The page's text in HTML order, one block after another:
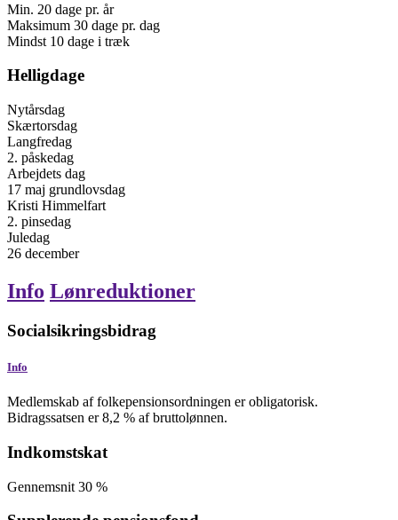
Min. 20 dage pr. år
Maksimum 30 dage pr. dag
Mindst 10 dage i træk
Helligdage
Nytårsdag
Skærtorsdag
Langfredag
2. påskedag
Arbejdets dag
17 maj grundlovsdag
Kristi Himmelfart
2. pinsedag
Juledag
26 december
Info Lønreduktioner
Socialsikringsbidrag
Info
Medlemskab af folkepensionsordningen er obligatorisk.
Bidragssatsen er 8,2 % af bruttolønnen.
Indkomstskat
Gennemsnit 30 %